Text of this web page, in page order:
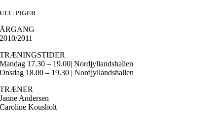
U13 | PIGER
ÅRGANG
2010/2011
TRÆNINGSTIDER
Mandag 17.30 – 19.00| Nordjyllandshallen
Onsdag 18.00 – 19.30 | Nordjyllandshallen
TRÆNER
Janne Andersen
Caroline Kousholt